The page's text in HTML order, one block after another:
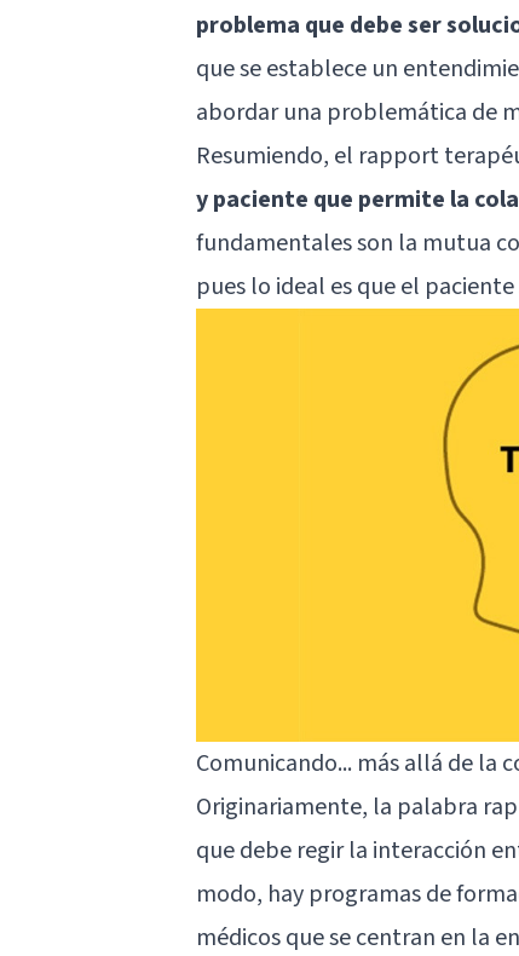
problema que debe ser
que se establece un
abordar una problemática de
Resumiendo, el rapport
y paciente que permite la
fundamentales son la mutua
pues lo ideal es que el
Comunicando... más allá de la
Originariamente, la palabra
que debe regir la interacción
modo, hay programas de
médicos que se centran en la